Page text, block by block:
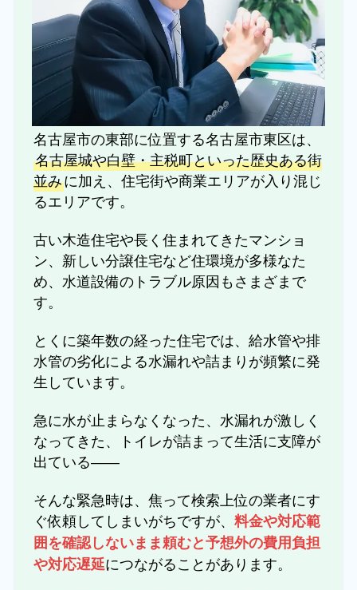
名古屋市の東部に位置する名古屋市東区は、
名古屋城や白壁・主税町といった歴史ある街
並みに加え、住宅街や商業エリアが入り混じ
るエリアです。
古い木造住宅や長く住まれてきたマンショ
ン、新しい分譲住宅など住環境が多様なた
め、水道設備のトラブル原因もさまざまで
す。
とくに築年数の経った住宅では、給水管や排
水管の劣化による水漏れや詰まりが頻繁に発
生しています。
急に水が止まらなくなった、水漏れが激しく
なってきた、トイレが詰まって生活に支障が
出ている――
そんな緊急時は、焦って検索上位の業者にす
ぐ依頼してしまいがちですが、料金や対応範
囲を確認しないまま頼むと予想外の費用負担
や対応遅延につながることがあります。